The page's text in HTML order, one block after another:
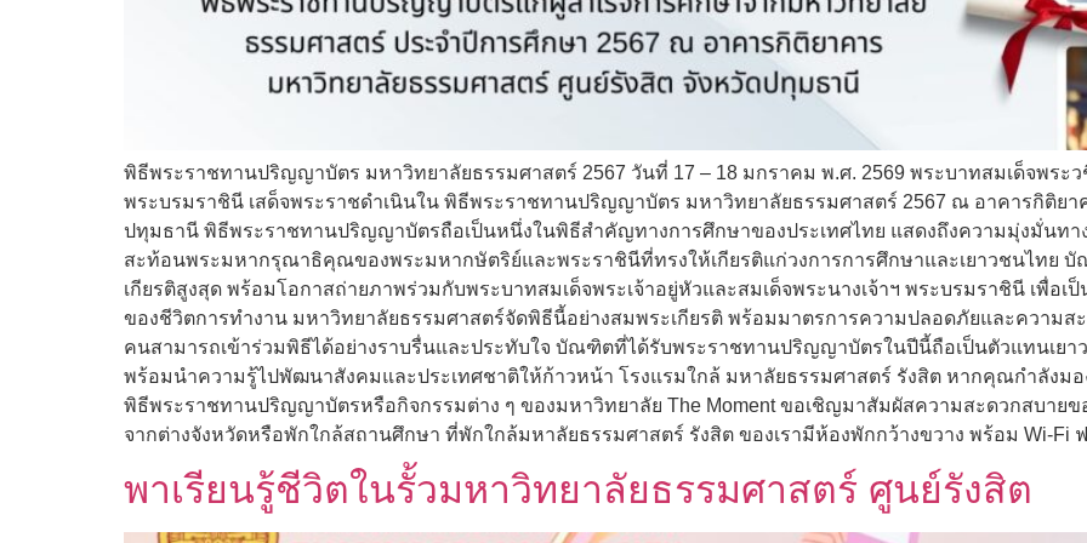
พิธีพระราชทานปริญญาบัตร มหาวิทยาลัยธรรมศาสตร์ 2567 วันที่ 17 – 18 มกราคม พ.ศ. 2569 พระบาทสมเด็จพระว
พระบรมราชินี เสด็จพระราชดำเนินใน พิธีพระราชทานปริญญาบัตร มหาวิทยาลัยธรรมศาสตร์ 2567 ณ อาคารกิติย
ปทุมธานี พิธีพระราชทานปริญญาบัตรถือเป็นหนึ่งในพิธีสำคัญทางการศึกษาของประเทศไทย แสดงถึงความมุ่งมั่นท
สะท้อนพระมหากรุณาธิคุณของพระมหากษัตริย์และพระราชินีที่ทรงให้เกียรติแก่วงการการศึกษาและเยาวชนไทย
เกียรติสูงสุด พร้อมโอกาสถ่ายภาพร่วมกับพระบาทสมเด็จพระเจ้าอยู่หัวและสมเด็จพระนางเจ้าฯ พระบรมราชินี เพื่อ
ของชีวิตการทำงาน มหาวิทยาลัยธรรมศาสตร์จัดพิธีนี้อย่างสมพระเกียรติ พร้อมมาตรการความปลอดภัยและความ
คนสามารถเข้าร่วมพิธีได้อย่างราบรื่นและประทับใจ บัณฑิตที่ได้รับพระราชทานปริญญาบัตรในปีนี้ถือเป็นตัวแทนเ
พร้อมนำความรู้ไปพัฒนาสังคมและประเทศชาติให้ก้าวหน้า โรงแรมใกล้ มหาลัยธรรมศาสตร์ รังสิต หากคุณกำลังมอ
พิธีพระราชทานปริญญาบัตรหรือกิจกรรมต่าง ๆ ของมหาวิทยาลัย The Moment ขอเชิญมาสัมผัสความสะดวกสบา
จากต่างจังหวัดหรือพักใกล้สถานศึกษา ที่พักใกล้มหาลัยธรรมศาสตร์ รังสิต ของเรามีห้องพักกว้างขวาง พร้อม Wi-Fi
พาเรียนรู้ชีวิตในรั้วมหาวิทยาลัยธรรมศาสตร์ ศูนย์รังสิต